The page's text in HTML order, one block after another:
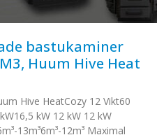
bastukaminer
Huum Hive Heat
Hive HeatCozy 12 Vikt60
kW 12 kW 12 kW
13m³6m³-12m³ Maximal